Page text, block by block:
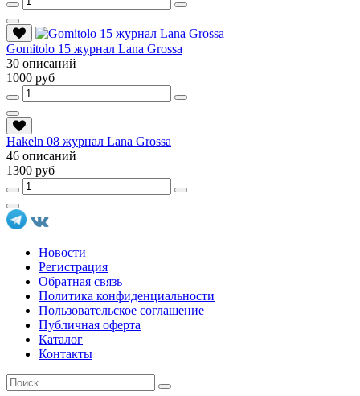
Gomitolo 15 журнал Lana Grossa
30 описаний
1000 руб
Hakeln 08 журнал Lana Grossa
46 описаний
1300 руб
Новости
Регистрация
Обратная связь
Политика конфиденциальности
Пользовательское соглашение
Публичная оферта
Каталог
Контакты